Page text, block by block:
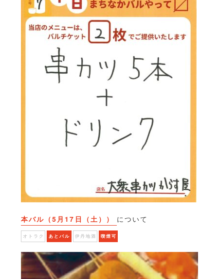
本バル（5月17日（土）） について
オトラク あとバル 伊丹地酒 喫煙可